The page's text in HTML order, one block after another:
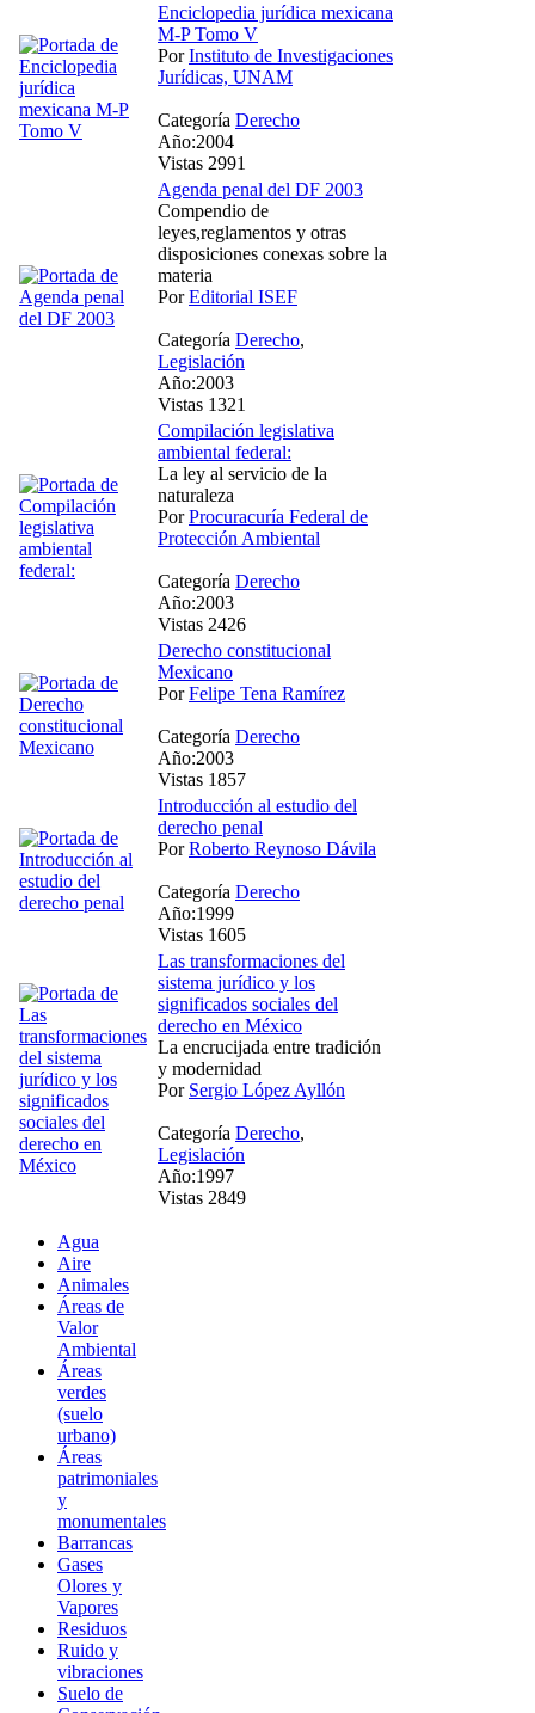
Enciclopedia jurídica mexicana
M-P Tomo V
PorInstituto de Investigaciones
Jurídicas, UNAM
Categoría Derecho
Año:2004
Vistas 2991
Agenda penal del DF 2003
Compendio de
leyes,reglamentos y otras
disposiciones conexas sobre la
materia
PorEditorial ISEF
Categoría Derecho,
Legislación
Año:2003
Vistas 1321
Compilación legislativa
ambiental federal:
La ley al servicio de la
naturaleza
PorProcuracuría Federal de
Protección Ambiental
Categoría Derecho
Año:2003
Vistas 2426
Derecho constitucional
Mexicano
PorFelipe Tena Ramírez
Categoría Derecho
Año:2003
Vistas 1857
Introducción al estudio del
derecho penal
PorRoberto Reynoso Dávila
Categoría Derecho
Año:1999
Vistas 1605
Las transformaciones del
sistema jurídico y los
significados sociales del
derecho en México
La encrucijada entre tradición
y modernidad
Por Sergio López Ayllón
Categoría Derecho,
Legislación
Año:1997
Vistas 2849
Agua
Aire
Animales
Áreas de
Valor
Ambiental
Áreas
verdes
(suelo
urbano)
Áreas
patrimoniales
y
monumentales
Barrancas
Gases
Olores y
Vapores
Residuos
Ruido y
vibraciones
Suelo de